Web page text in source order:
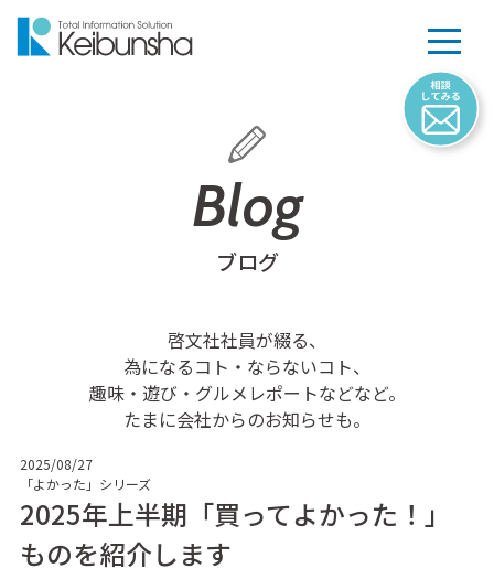
Blog
ブログ
啓文社社員が綴る、
為になるコト・ならないコト、
趣味・遊び・グルメレポートなどなど。
たまに会社からのお知らせも。
2025/08/27
「よかった」シリーズ
2025年上半期「買ってよかった！」
ものを紹介します